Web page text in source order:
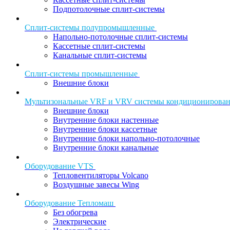
Подпотолочные сплит-системы
Сплит-системы полупромышленные
Напольно-потолочные сплит-системы
Кассетные сплит-системы
Канальные сплит-системы
Сплит-системы промышленные
Внешние блоки
Мультизональные VRF и VRV системы
Внешние блоки
Внутренние блоки настенные
Внутренние блоки кассетные
Внутренние блоки напольно-потолочные
Внутренние блоки канальные
Оборудование VTS
Тепловентиляторы Volcano
Воздушные завесы Wing
Оборудование Тепломаш
Без обогрева
Электрические